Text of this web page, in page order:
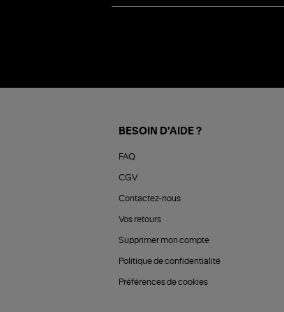
BESOIN D'AIDE ?
FAQ
CGV
Contactez-nous
Vos retours
Supprimer mon compte
Politique de confidentialité
Préférences de cookies